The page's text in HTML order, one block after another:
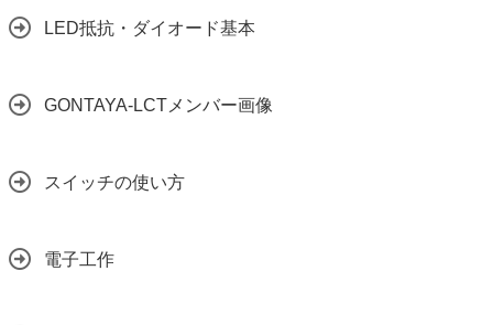
LED抵抗・ダイオード基本
GONTAYA-LCTメンバー画像
スイッチの使い方
電子工作